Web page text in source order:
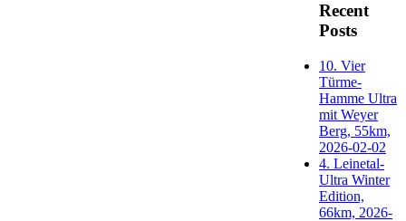
Recent
Posts
10. Vier
Türme-
Hamme Ultra
mit Weyer
Berg, 55km,
2026-02-02
4. Leinetal-
Ultra Winter
Edition,
66km, 2026-